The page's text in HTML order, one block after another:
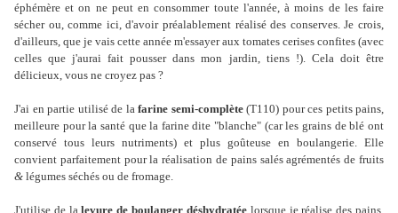
éphémère et on ne peut en consommer toute l'année, à moins de les faire
sécher ou, comme ici, d'avoir préalablement réalisé des conserves. Je crois,
d'ailleurs, que je vais cette année m'essayer aux tomates cerises confites (avec
celles que j'aurai fait pousser dans mon jardin, tiens !). Cela doit être
délicieux, vous ne croyez pas ?
J'ai en partie utilisé de la farine semi-complète(T110) pour ces petits pains,
meilleure pour la santé que la farine dite "blanche" (car les grains de blé ont
conservé tous leurs nutriments) et plus goûteuse en boulangerie. Elle
convient parfaitement pour la réalisation de pains salés agrémentés de fruits
& légumes séchés ou de fromage.
J'utilise de lalevure de boulanger déshydratéelorsque je réalise des pains.